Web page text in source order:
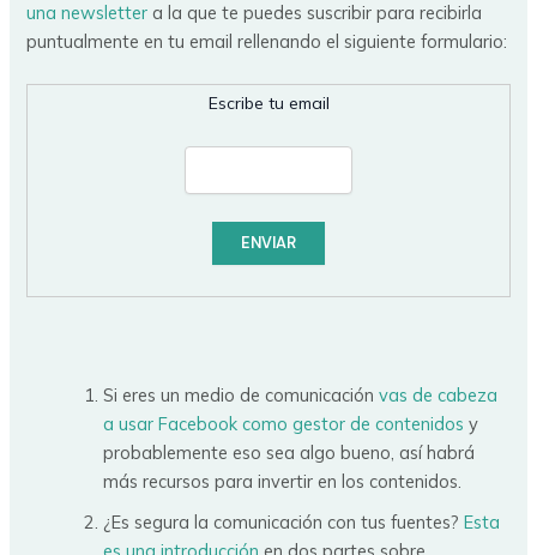
una newsletter a la que te puedes suscribir para recibirla
puntualmente en tu email rellenando el siguiente formulario:
Escribe tu email
Si eres un medio de comunicaciónvas de cabeza
a usar Facebook como gestor de contenidos y
probablemente eso sea algo bueno, así habrá
más recursos para invertir en los contenidos.
¿Es segura la comunicación con tus fuentes?Esta
es una introducción en dos partes sobre